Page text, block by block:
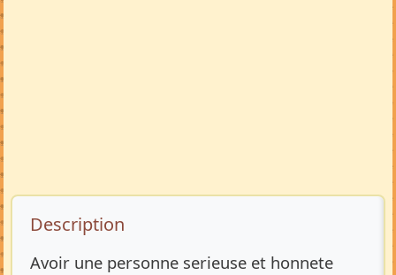
Description de l’annonce
Description
Avoir une personne serieuse et honnete